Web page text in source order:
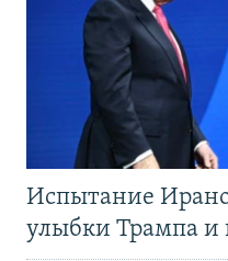
Испытание
улыбки Трампа